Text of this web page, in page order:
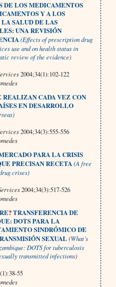
DE LOS MEDICAMENTOS
Y A LOS
SALUD DE LAS
UNA REVISIÓN
(Effects of prescription drug
use and on health status in
review of the evidence)
2004;34(1):102-122
REALIZAN CADA VEZ CON
EN DESARROLLO
2004;34(3):555-556
PARA LA CRISIS
PRECISAN RECETA(A free
crises)
2004;34(3):517-526
?TRANSFERENCIA DE
DOTS PARA LA
SINDRÓMICO DE
SEXUAL (What’s
DOTS for tuberculosis
transmitted infections)
55